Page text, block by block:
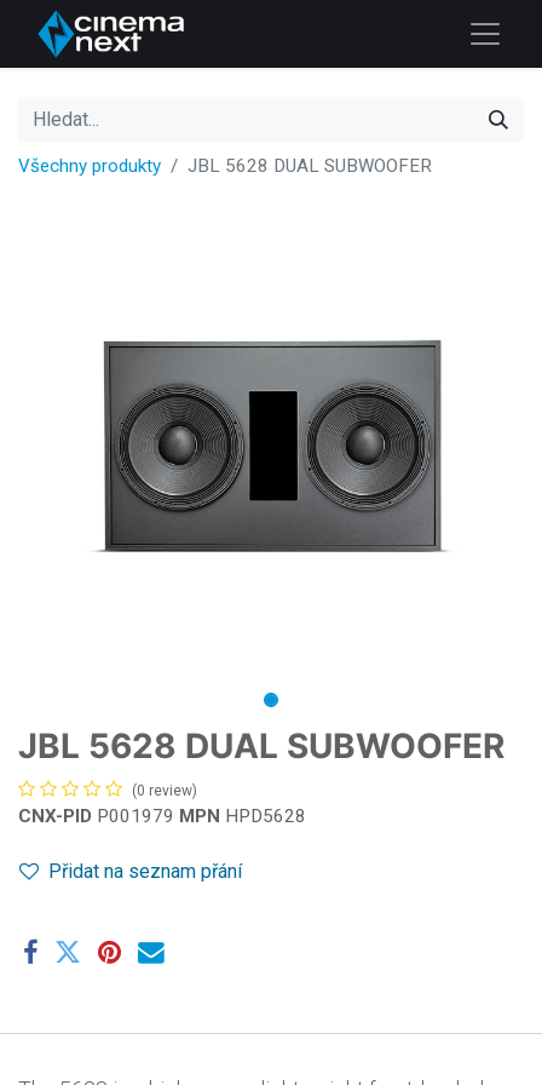
Všechny produkty JBL 5628 DUAL SUBWOOFER
JBL 5628 DUAL SUBWOOFER
(0 review)
CNX-PID P001979 MPN HPD5628
Přidat na seznam přání